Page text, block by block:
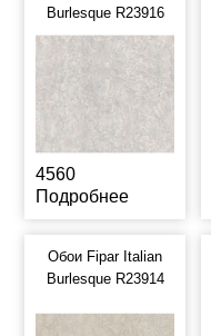
Burlesque R23916
4560
Подробнее
Обои Fipar Italian
Burlesque R23914